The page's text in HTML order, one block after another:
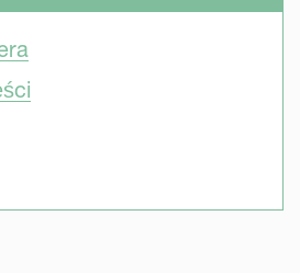
była elastyczna i pozwalała
roślin. Każde pole ma swoją
i mikroklimat. Potrzebujesz więc